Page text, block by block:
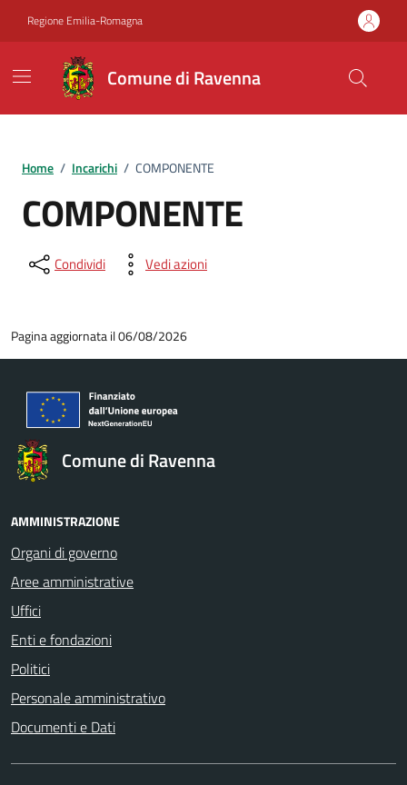
Regione Emilia-Romagna
Comune di Ravenna
Home / Incarichi / COMPONENTE
COMPONENTE
Condividi Vedi azioni
Pagina aggiornata il 06/08/2026
Comune di Ravenna
AMMINISTRAZIONE
Organi di governo
Aree amministrative
Uffici
Enti e fondazioni
Politici
Personale amministrativo
Documenti e Dati